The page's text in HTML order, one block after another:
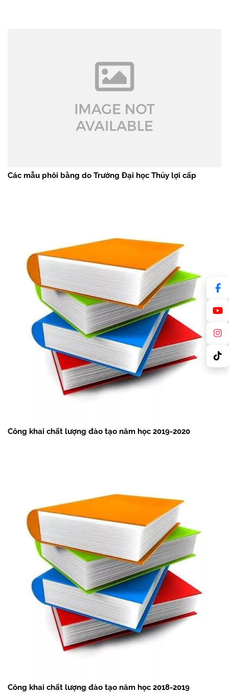
Các mẫu phôi bằng do Trường Đại học Thủy lợi cấp
Công khai chất lượng đào tạo năm học 2019-2020
Công khai chất lượng đào tạo năm học 2018-2019